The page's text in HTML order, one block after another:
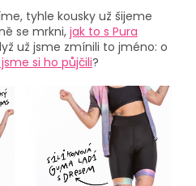
tyhle kousky už šijeme
se mrkni, jak to s Pura
už jsme zmínili to jméno: o
si ho půjčili?